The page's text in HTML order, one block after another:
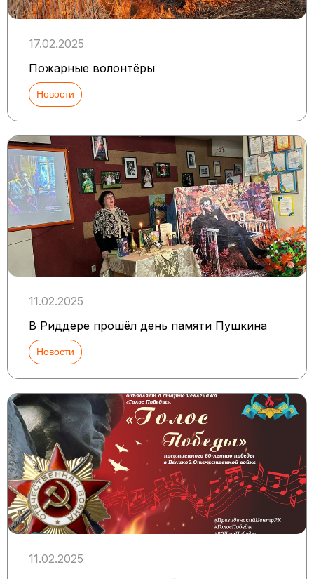
17.02.2025
Пожарные волонтёры
Новости
11.02.2025
В Риддере прошёл день памяти Пушкина
Новости
11.02.2025